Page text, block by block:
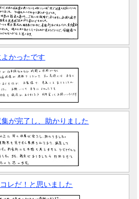
かったです
が完了し、助かりました
レだ！と思いました